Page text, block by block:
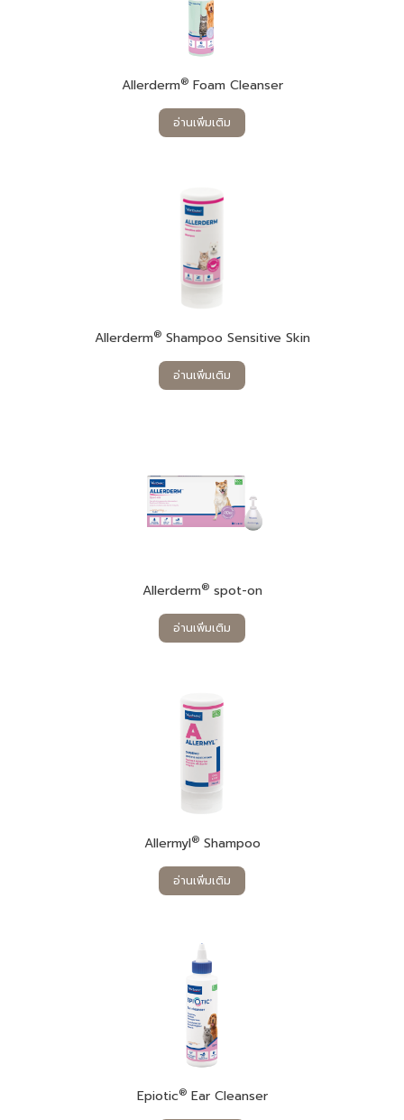
Allerderm®Foam Cleanser
อ่านเพิ่มเติม
Allerderm®Shampoo Sensitive Skin
อ่านเพิ่มเติม
Allerderm®spot-on
อ่านเพิ่มเติม
Allermyl®Shampoo
อ่านเพิ่มเติม
Epiotic®Ear Cleanser